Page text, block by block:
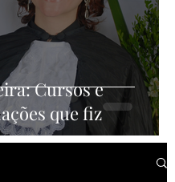
Cursos e
que fiz